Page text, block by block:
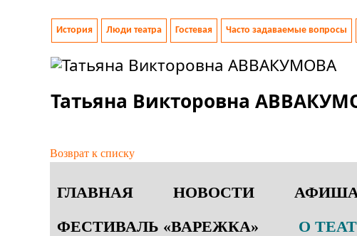
История Люди театра Гостевая Часто задаваемые вопросы
Татьяна Викторовна
Возврат к списку
ГЛАВНАЯ НОВОСТИ
ФЕСТИВАЛЬ «ВАРЕЖКА»
О